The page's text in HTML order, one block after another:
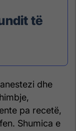
të
dhe
pa recetë,
Shumica e